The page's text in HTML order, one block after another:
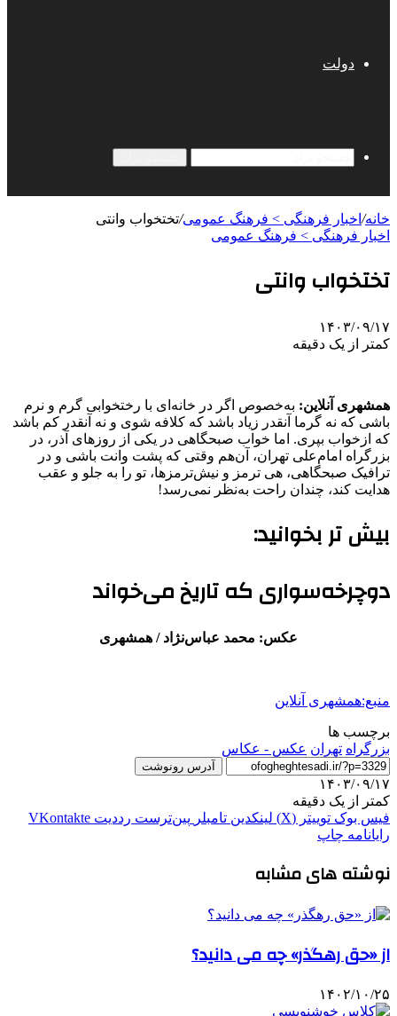
دولت
خانه/ اخبار فرهنگی > فرهنگ عمومی/تختخواب وانتی
اخبار فرهنگی > فرهنگ عمومی
تختخواب وانتی
۱۴۰۳/۰۹/۱۷
کمتر از یک دقیقه
همشهری آنلاین: به‌خصوص اگر در خانه‌ای با رختخوابی گرم و نرم
باشی که نه گرما آنقدر زیاد باشد که کلافه شوی و نه آنقدر کم باشد
که ازخواب بپری. اما خواب صبحگاهی در یکی از روزهای آذر، در
بزرگراه امام‌علی تهران، آن‌هم وقتی که پشت وانت باشی و در
ترافیک صبحگاهی، هی ترمز و نیش‌ترمزها، تو را به جلو و عقب
هدایت کند، چندان راحت به‌نظر نمی‌رسد!
بیش تر بخوانید:
دوچرخه‌سواری که تاریخ می‌خواند
عکس: محمد عباس‌نژاد / همشهری
منبع:همشهری آنلاین
برچسب ها
بزرگراه تهران عکس - عکاس
آدرس رونوشت
۱۴۰۳/۰۹/۱۷
کمتر از یک دقیقه
فیس بوک توییتر (X) لینکدین ‫تامبلر ‫پین‌ترست ‫رددیت ‫VKontakte
رایانامه چاپ
نوشته های مشابه
از «حق رهگذر» چه می دانید؟
۱۴۰۲/۱۰/۲۵